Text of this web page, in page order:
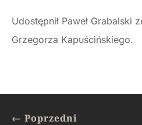
Udostępnił Paweł Grabalski
Grzegorza Kapuścińskiego.
← Poprzedni